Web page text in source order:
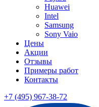
Huawei
Intel
Samsung
Sony Vaio
Цены
Акции
Отзывы
Примеры работ
Контакты
+7 (495) 967-38-72